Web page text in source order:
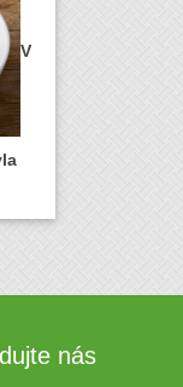
V
nás